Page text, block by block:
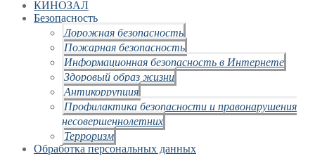
КИНОЗАЛ
Безопасность
Дорожная безопасность
Пожарная безопасность
Информационная безопасность в Интернете
Здоровый образ жизни
Антикоррупция
Профилактика безопасности и правонарушения
несовершеннолетних
Терроризм
Обработка персональных данных